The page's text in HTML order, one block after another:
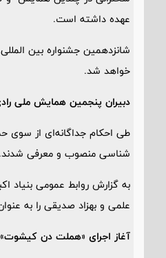
عهده داشته است.
خواهد شد.
دبیران پنجمین همایش ملی
شناسی منصوب و معرفی شدند.
به گزارش روابط ­عمومی بنیاد
علمی و بهزاد صدیقی را به
آغاز اجرای «هملت دن کیشوت»